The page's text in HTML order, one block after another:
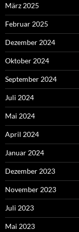
März 2025
Februar 2025
Dezember 2024
Oktober 2024
September 2024
Juli 2024
Mai 2024
April 2024
Januar 2024
Dezember 2023
November 2023
Juli 2023
Mai 2023